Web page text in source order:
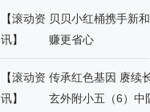
【滚动资
讯】
贝贝小红桶携手新
赚更省心
【滚动资
讯】
传承红色基因 赓
玄外附小五（6）中